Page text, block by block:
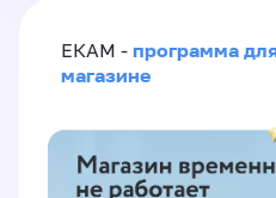
ЕКАМ - программа
магазине